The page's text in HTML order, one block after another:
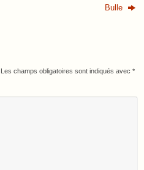
Bulle
Les champs obligatoires sont indiqués avec *